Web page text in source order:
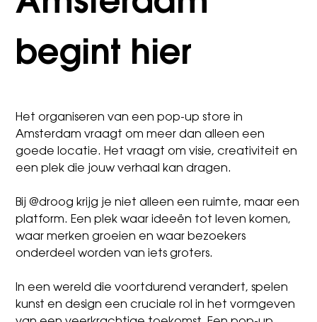
begint hier
Het organiseren van een pop-up store in
Amsterdam vraagt om meer dan alleen een
goede locatie. Het vraagt om visie, creativiteit en
een plek die jouw verhaal kan dragen.
Bij @droog krijg je niet alleen een ruimte, maar een
platform. Een plek waar ideeën tot leven komen,
waar merken groeien en waar bezoekers
onderdeel worden van iets groters.
In een wereld die voortdurend verandert, spelen
kunst en design een cruciale rol in het vormgeven